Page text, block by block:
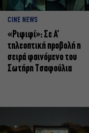
CINE NEWS
«Ριφιφί»: Σε Α’
τηλεοπτική προβολή η
σειρά φαινόμενο του
Σωτήρη Τσαφούλια